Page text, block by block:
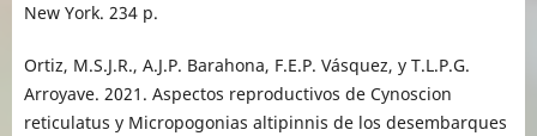
New York. 234 p.
Ortiz, M.S.J.R., A.J.P. Barahona, F.E.P. Vásquez, y T.L.P.G.
Arroyave. 2021. Aspectos reproductivos de Cynoscion
reticulatus y Micropogonias altipinnis de los desembarques